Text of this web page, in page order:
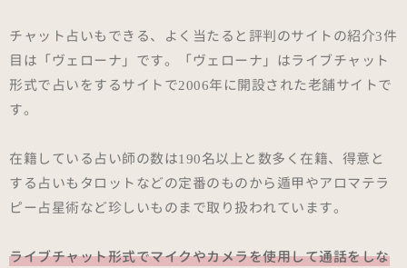
チャット占いもできる、よく当たると評判のサイトの紹介3件
目は「ヴェローナ」です。「ヴェローナ」はライブチャット
形式で占いをするサイトで2006年に開設された老舗サイトで
す。
在籍している占い師の数は190名以上と数多く在籍、得意と
する占いもタロットなどの定番のものから遁甲やアロマテラ
ピー占星術など珍しいものまで取り扱われています。
ライブチャット形式でマイクやカメラを使用して通話をしな